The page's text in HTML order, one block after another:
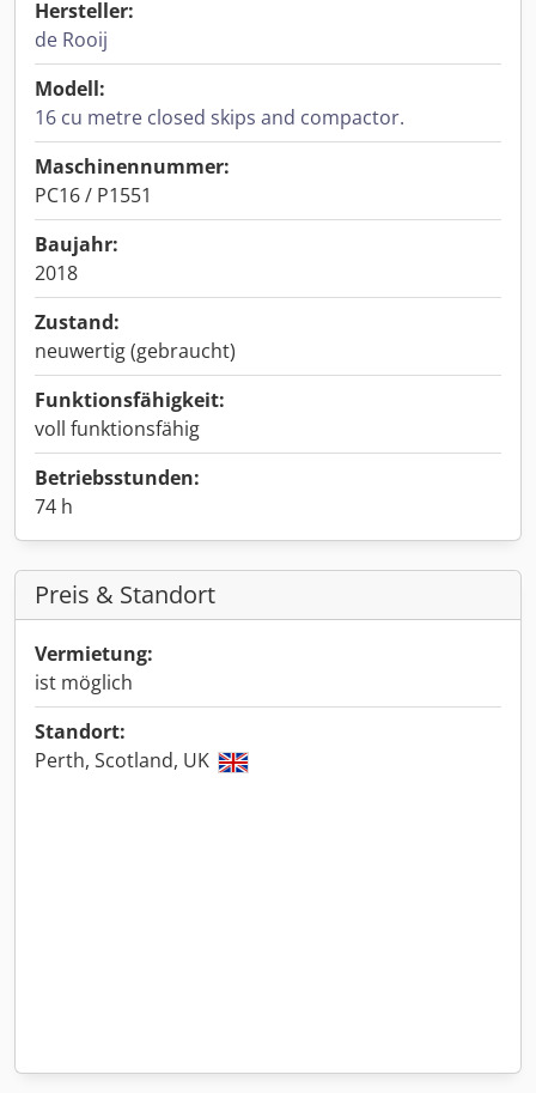
Hersteller:
de Rooij
Modell:
16 cu metre closed skips and compactor.
Maschinennummer:
PC16 / P1551
Baujahr:
2018
Zustand:
neuwertig (gebraucht)
Funktionsfähigkeit:
voll funktionsfähig
Betriebsstunden:
74 h
Preis & Standort
Vermietung:
ist möglich
Standort:
Perth, Scotland, UK